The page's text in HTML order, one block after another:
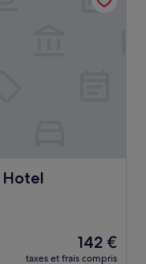
Hotel
Le
nouveau
142 €
taxes et frais compris